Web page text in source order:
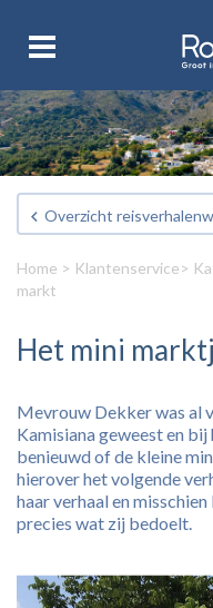
Overzicht
Home > Klantenservice>
markt
Het mini
Mevrouw Dekker was al
Kamisiana geweest en
benieuwd of de kleine
hierover het volgende
haar verhaal en
precies wat zij bedoelt.